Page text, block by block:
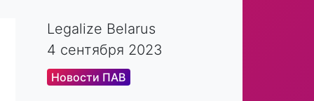
Legalize Belarus
4 сентября 2023
Новости ПАВ